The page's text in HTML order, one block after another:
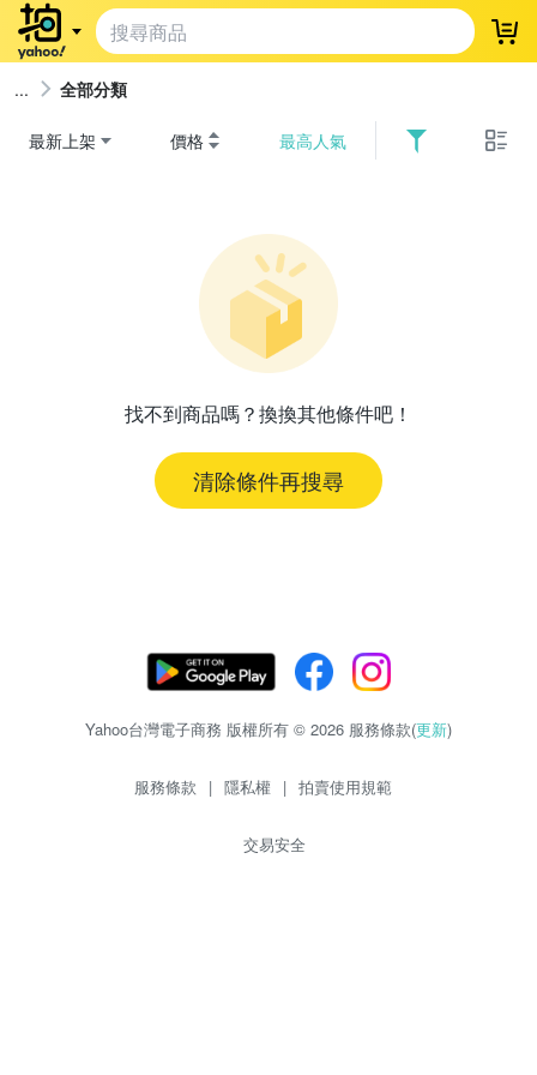
登
全部分類
最新上架 價格 最高人氣
找不到商品嗎？換換其他條件吧！
清除條件再搜尋
Yahoo台灣電子商務 版權所有 © 2026 服務條款(更新)
服務條款 | 隱私權 | 拍賣使用規範
交易安全